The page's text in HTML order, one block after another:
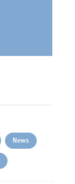
News